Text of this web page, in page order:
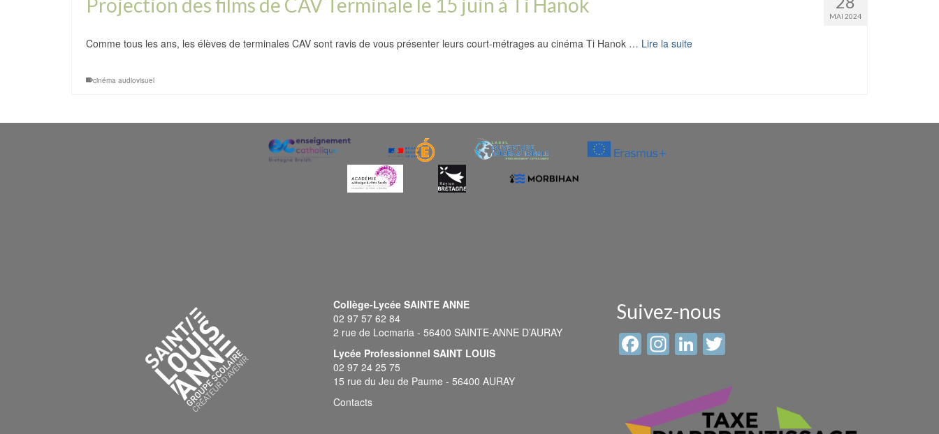
MAI 2024
Projection des films de CAV Terminale le 15 juin à Ti Hanok
Comme tous les ans, les élèves de terminales CAV sont ravis de vous présenter leurs court-métrages au cinéma Ti Hanok … Lire la suite
cinéma audiovisuel
Collège-Lycée SAINTE ANNE
02 97 57 62 84
2 rue de Locmaria - 56400 SAINTE-ANNE D’AURAY
Lycée Professionnel SAINT LOUIS
02 97 24 25 75
15 rue du Jeu de Paume - 56400 AURAY
Contacts
Suivez-nous
Facebook
Instagram
LinkedIn